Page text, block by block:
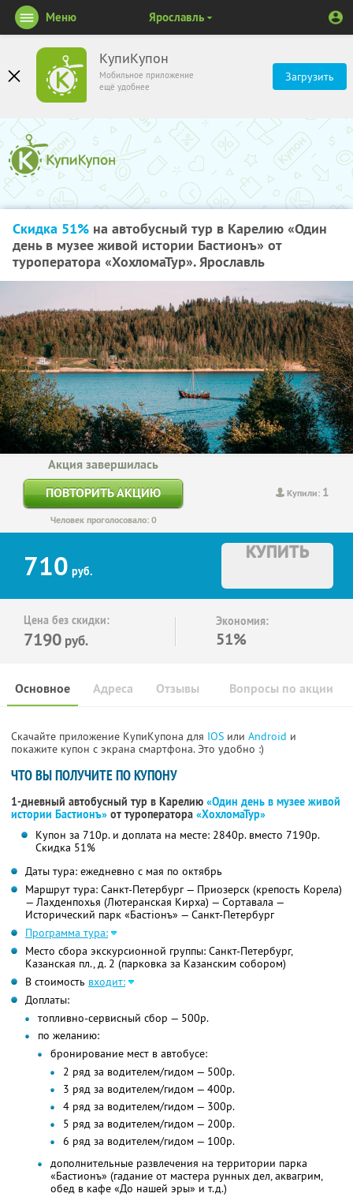
КупиКупон
Мобильное приложение
ещё удобнее
Загрузить
Меню Ярославль
Скидка 51% на автобусный тур в Карелию «Один
день в музее живой истории Бастионъ» от
туроператора «ХохломаТур». Ярославль
Купили: 1
Акция завершилась
ПОВТОРИТЬ АКЦИЮ
Человек проголосовало: 0
710 руб.
КУПИТЬ
Цена без скидки:
7190 руб.
Экономия:
51%
Основное Отзывы Вопросы по акции
Адреса
Скачайте приложение КупиКупона для IOS или Android и
покажите купон с экрана смартфона. Это удобно :)
ЧТО ВЫ ПОЛУЧИТЕ ПО КУПОНУ
1-дневный автобусный тур в Карелию «Один день в музее живой
истории Бастионъ» от туроператора «ХохломаТур»
Купон за 710р. и доплата на месте: 2840р. вместо 7190р.
Скидка 51%
Даты тура: ежедневно с мая по октябрь
Маршрут тура: Санкт-Петербург — Приозерск (крепость Корела)
— Лахденпохья (Лютеранская Кирха) — Сортавала —
Исторический парк «Бастiонъ» — Санкт-Петербург
Программа тура:
Место сбора экскурсионной группы: Санкт-Петербург,
Казанская пл., д. 2 (парковка за Казанским собором)
В стоимость входит:
Доплаты:
топливно-сервисный сбор — 500р.
по желанию:
бронирование мест в автобусе:
2 ряд за водителем/гидом — 500р.
3 ряд за водителем/гидом — 400р.
4 ряд за водителем/гидом — 300р.
5 ряд за водителем/гидом — 200р.
6 ряд за водителем/гидом — 100р.
дополнительные развлечения на территории парка
«Бастионъ» (гадание от мастера рунных дел, аквагрим,
обед в кафе «До нашей эры» и т.д.)